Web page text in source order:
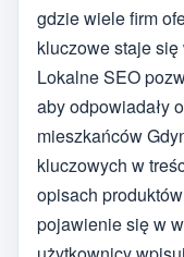
gdzie wiele firm
kluczowe staje
Lokalne SEO
aby odpowiadały
mieszkańców
kluczowych w
opisach
pojawienie się w